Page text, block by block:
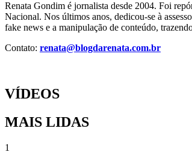
Renata Gondim é jornalista desde 2004. Foi
Nacional. Nos últimos anos, dedicou-se à
fake news e a manipulação de conteúdo,
Contato: renata@blogdarenata.com.br
VÍDEOS
MAIS LIDAS
1